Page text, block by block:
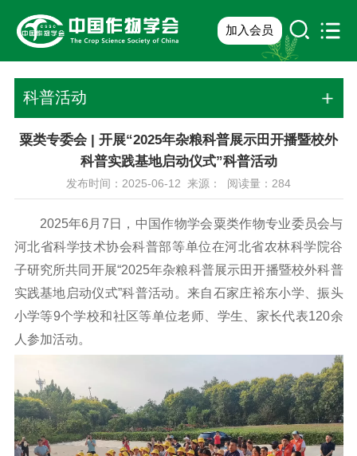
加入会员
科普活动
粟类专委会 | 开展“2025年杂粮科普展示田开播暨校外
科普实践基地启动仪式”科普活动
发布时间：2025-06-12 来源： 阅读量： 284
2025年6月7日，中国作物学会粟类作物专业委员会与
河北省科学技术协会科普部等单位在河北省农林科学院谷
子研究所共同开展“2025年杂粮科普展示田开播暨校外科普
实践基地启动仪式”科普活动。来自石家庄裕东小学、振头
小学等9个学校和社区等单位老师、学生、家长代表120余
人参加活动。